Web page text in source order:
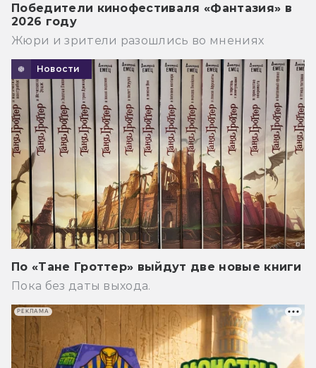
Победители кинофестиваля «Фантазия» в
2026 году
Жюри и зрители разошлись во мнениях
Новости
По «Тане Гроттер» выйдут две новые книги
Пока без даты выхода.
РЕКЛАМА